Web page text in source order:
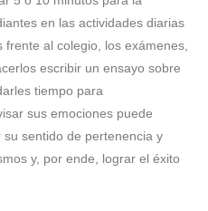
en las actividades diarias
frente al colegio, los exámenes,
escribir un ensayo sobre
tiempo para
sus emociones puede
sentido de pertenencia y
y, por ende, lograr el éxito